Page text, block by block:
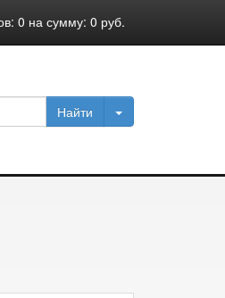
0 на сумму: 0 руб.